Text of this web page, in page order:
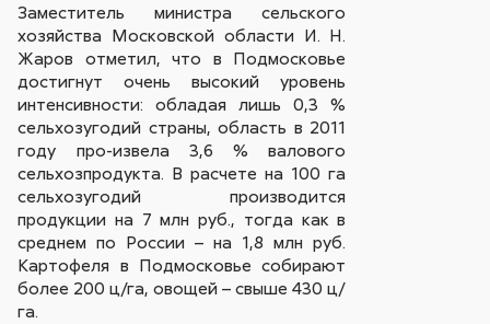
Заместитель министра сельского
хозяйства Московской области И. Н.
Жаров отметил, что в Подмосковье
достигнут очень высокий уровень
интенсивности: обладая лишь 0,3 %
сельхозугодий страны, область в 2011
году про-извела 3,6 % валового
сельхозпродукта. В расчете на 100 га
сельхозугодий производится
продукции на 7 млн руб., тогда как в
среднем по России – на 1,8 млн руб.
Картофеля в Подмосковье собирают
более 200 ц/га, овощей – свыше 430 ц/
га.